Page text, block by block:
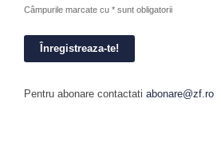
Câmpurile marcate cu * sunt obligatorii
Pentru abonare contactati abonare@zf.ro